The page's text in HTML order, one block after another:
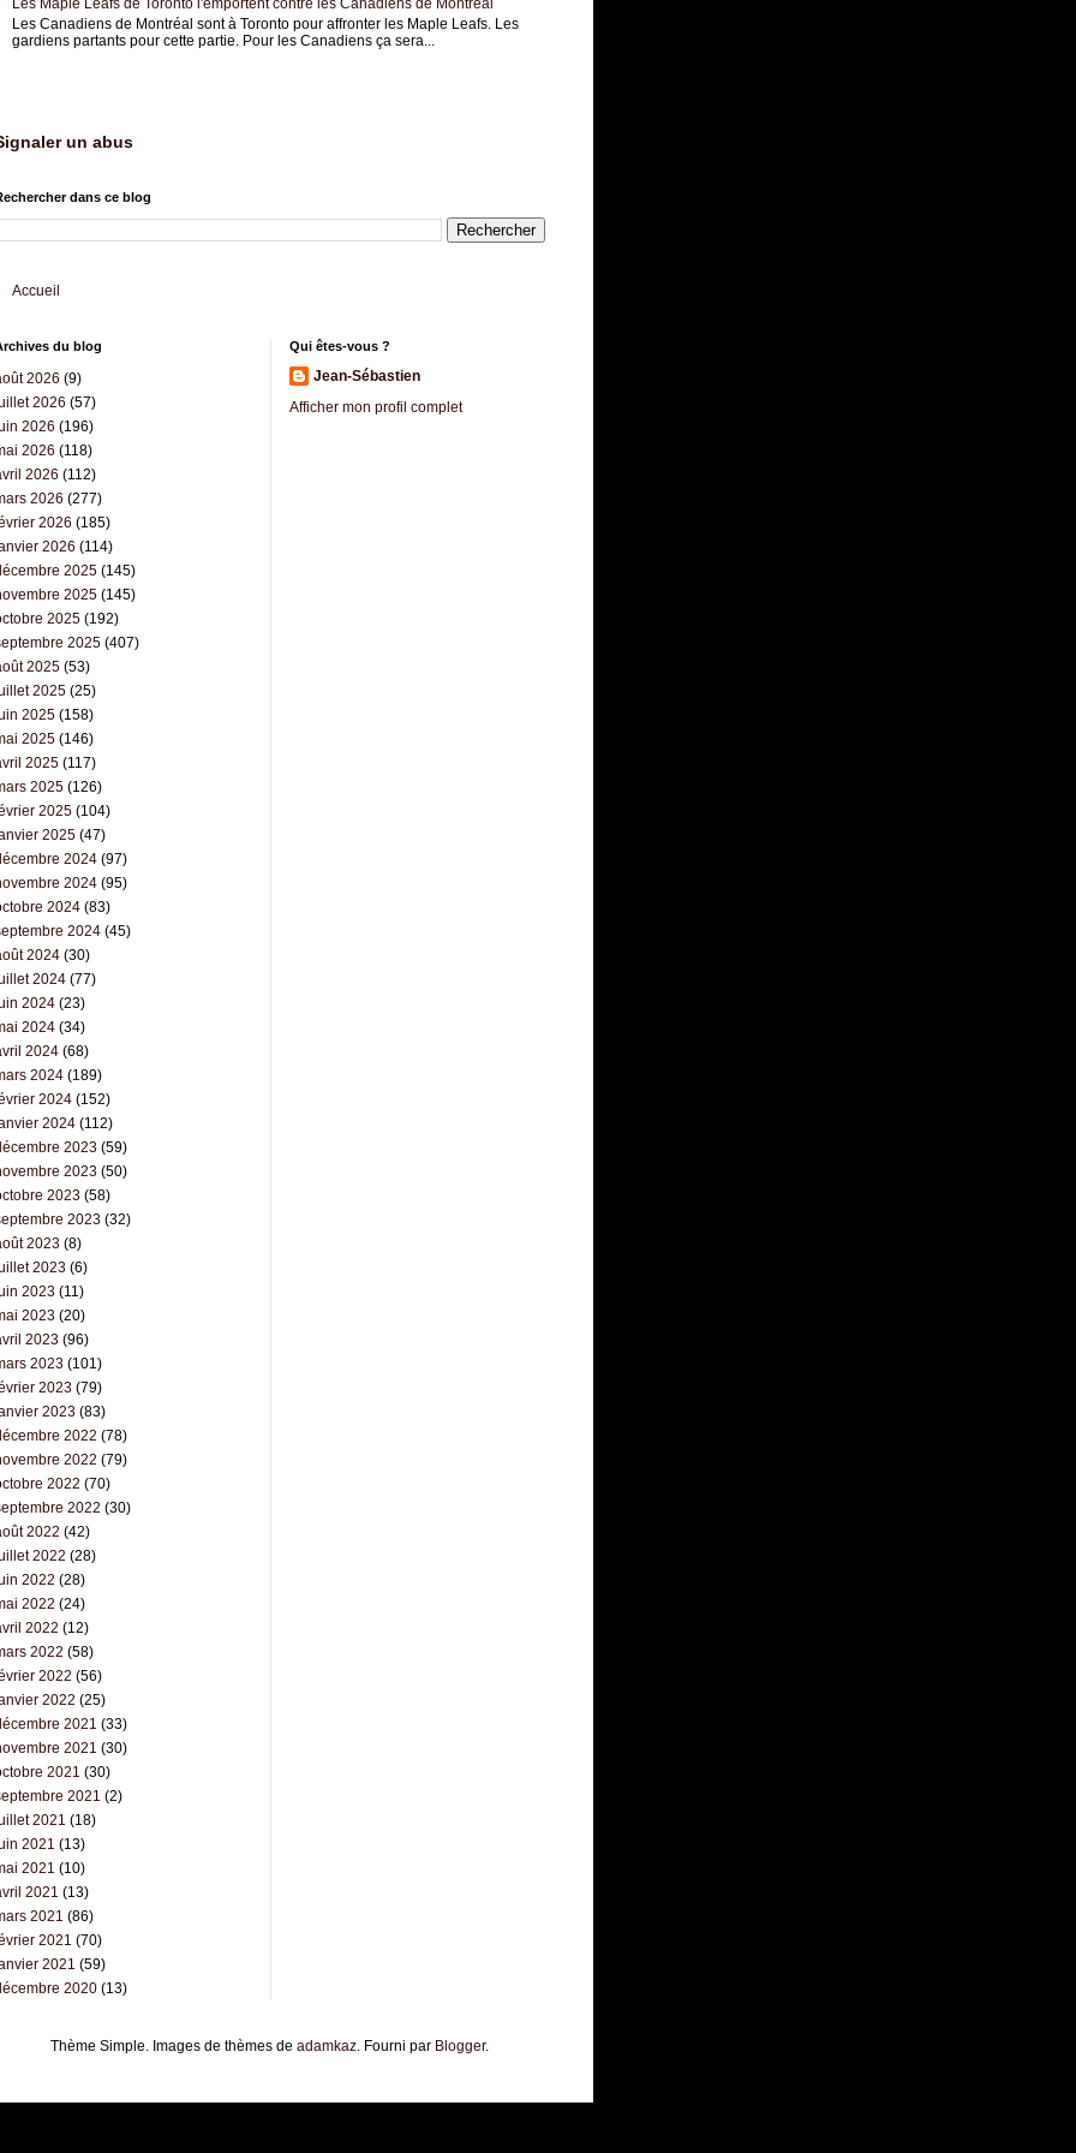
Les Maple Leafs de Toronto l'emportent contre les Canadiens de Montréal
Les Canadiens de Montréal sont à Toronto pour affronter les Maple Leafs. Les
gardiens partants pour cette partie. Pour les Canadiens ça sera...
un abus
dans ce blog
Accueil
du blog
2026 (9)
2026 (57)
2026 (196)
2026 (118)
2026 (112)
2026 (277)
2026 (185)
2026 (114)
2025(145)
2025(145)
2025(192)
2025(407)
2025(53)
2025(25)
2025(158)
2025(146)
2025(117)
2025(126)
2025(104)
2025(47)
2024(97)
2024(95)
2024(83)
2024(45)
2024(30)
2024(77)
2024(23)
2024(34)
2024(68)
2024(189)
2024(152)
2024(112)
2023(59)
2023(50)
2023(58)
2023(32)
2023(8)
2023(6)
2023(11)
2023(20)
2023(96)
2023(101)
2023(79)
2023(83)
2022 (78)
2022 (79)
2022 (70)
2022 (30)
2022 (42)
2022 (28)
2022 (28)
2022 (24)
2022 (12)
2022 (58)
2022 (56)
2022 (25)
2021 (33)
2021 (30)
2021 (30)
2021 (2)
2021 (18)
2021 (13)
2021 (10)
2021 (13)
2021 (86)
2021 (70)
2021 (59)
2020(13)
Qui êtes-vous ?
Jean-Sébastien
Afficher mon profil complet
Thème Simple. Images de thèmes de adamkaz. Fourni par Blogger.